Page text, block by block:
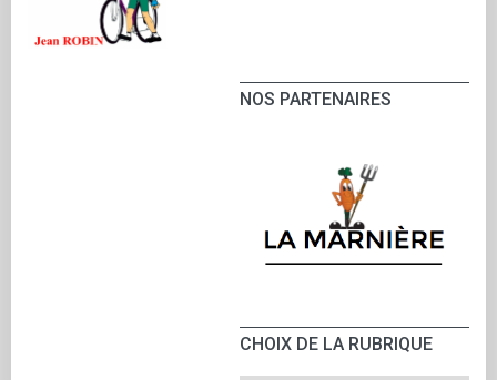
NOS PARTENAIRES
CHOIX DE LA RUBRIQUE